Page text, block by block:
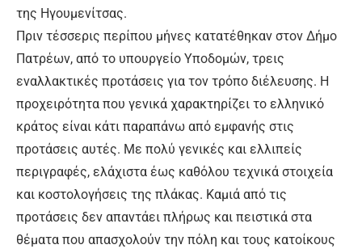
της Ηγουμενίτσας.
Πριν τέσσερις περίπου μήνες κατατέθηκαν στον Δήμο
Πατρέων, από το υπουργείο Υποδομών, τρεις
εναλλακτικές προτάσεις για τον τρόπο διέλευσης. Η
προχειρότητα που γενικά χαρακτηρίζει το ελληνικό
κράτος είναι κάτι παραπάνω από εμφανής στις
προτάσεις αυτές. Με πολύ γενικές και ελλιπείς
περιγραφές, ελάχιστα έως καθόλου τεχνικά στοιχεία
και κοστολογήσεις της πλάκας. Καμιά από τις
προτάσεις δεν απαντάει πλήρως και πειστικά στα
θέματα που απασχολούν την πόλη και τους κατοίκους